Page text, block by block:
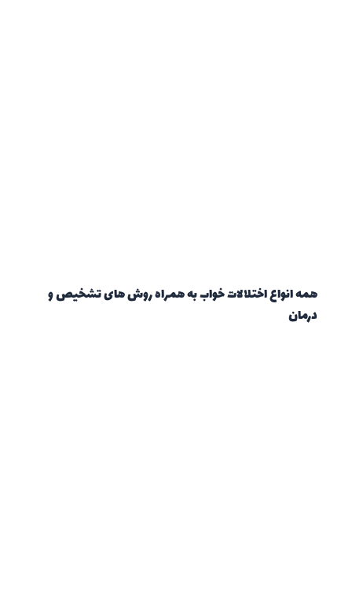
همه انواع اختلالات خواب به همراه روش های تشخیص و
درمان